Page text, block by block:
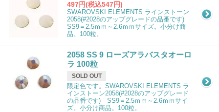
497円(税込547円)
SWAROVSKI ELEMENTS ラインストーン
2058(#2028のアップグレードの品番です)
SS9＝2.5ｍｍ～2.6ｍｍサイズ。小分け商
品。100粒。
2058 SS 9 ローズアラバスタオーロ
ラ 100粒
SOLD OUT
限定色です。SWAROVSKI ELEMENTS ラ
インストーン2058(#2028のアップグレード
の品番です) SS9＝2.5ｍｍ～2.6ｍｍサイ
ズ。小分け商品。100粒。